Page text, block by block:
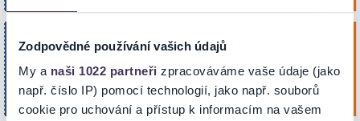
Zodpovědné používání vašich údajů
My a naši 1022 partneři zpracováváme vaše údaje (jako
např. číslo IP) pomocí technologií, jako např. souborů
cookie pro uchování a přístup k informacím na vašem
čtvrtek
18
Bře. 2027
19:00
TECHTLE MECHTLE - HALÓ, TADY
MÁMA!
Kulturní dům
DRNHOLEC
Koupit